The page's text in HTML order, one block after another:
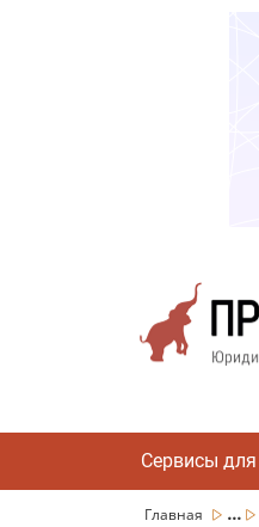
Сервисы
Главная ...